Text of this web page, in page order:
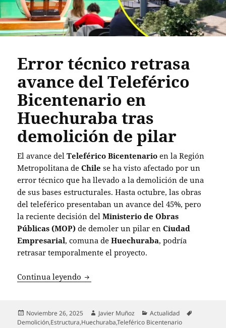
Error técnico retrasa
avance del Teleférico
Bicentenario en
Huechuraba tras
demolición de pilar
El avance delTeleférico Bicentenario en la Región
Metropolitana deChile se ha visto afectado por un
error técnico que ha llevado a la demolición de una
de sus bases estructurales. Hasta octubre, las obras
del teleférico presentaban un avance del 45%, pero
la reciente decisión delMinisterio de Obras
Públicas (MOP) de demoler un pilar enCiudad
Empresarial, comuna deHuechuraba, podría
retrasar temporalmente el proyecto.
Continua leyendo Error técnico retrasa avance del
Publicado
el
Noviembre 26, 2025 Autor
Javier Muñoz Categorías
Actualidad
Demolición,Estructura,Huechuraba,Teleférico Bicentenario